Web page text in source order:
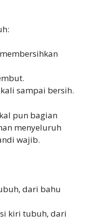
sampai bersih.
pun bagian
menyeluruh
wajib.
dari bahu
kiri tubuh, dari